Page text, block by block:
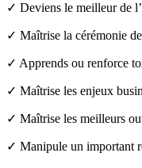
✓ Deviens le meilleur de
✓ Maîtrise la cérémonie
✓ Apprends ou renforce
✓ Maîtrise les enjeux
✓ Maîtrise les meilleurs
✓ Manipule un important